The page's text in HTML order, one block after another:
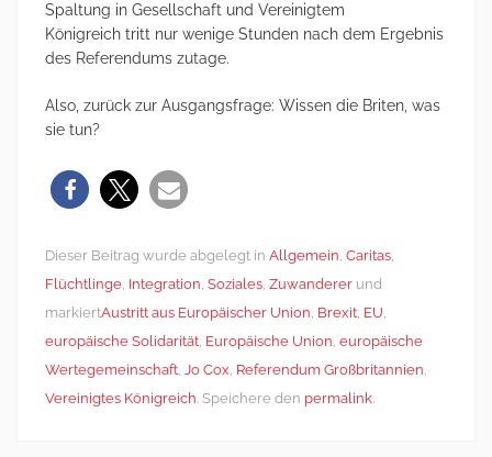
Spaltung in Gesellschaft und Vereinigtem
Königreich tritt nur wenige Stunden nach dem Ergebnis
des Referendums zutage.
Also, zurück zur Ausgangsfrage: Wissen die Briten, was
sie tun?
Dieser Beitrag wurde abgelegt in Allgemein, Caritas,
Flüchtlinge, Integration, Soziales, Zuwanderer und
markiertAustritt aus Europäischer Union, Brexit, EU,
europäische Solidarität, Europäische Union, europäische
Wertegemeinschaft, Jo Cox, Referendum Großbritannien,
Vereinigtes Königreich. Speichere den permalink.